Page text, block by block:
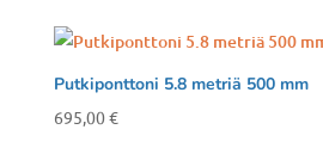
Putkiponttoni 5.8 metriä 500 mm
695,00€